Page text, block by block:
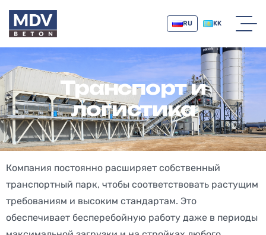
RU KK
Транспорт и
логистика
Компания постоянно расширяет собственный
транспортный парк, чтобы соответствовать растущим
требованиям и высоким стандартам. Это
обеспечивает бесперебойную работу даже в периоды